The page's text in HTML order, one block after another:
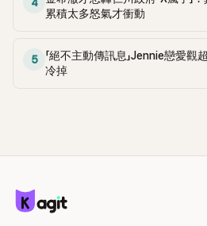
累積太多怒氣才衝動
5
「絕不主動傳訊息」Jennie戀愛
冷掉